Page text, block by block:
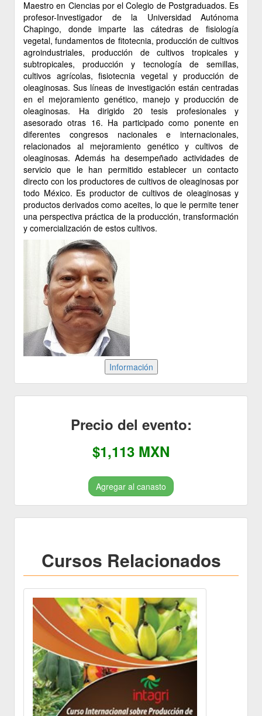
Maestro en Ciencias por el Colegio de Postgraduados. Es
profesor-Investigador de la Universidad Autónoma
Chapingo, donde imparte las cátedras de fisiología
vegetal, fundamentos de fitotecnia, producción de cultivos
agroindustriales, producción de cultivos tropicales y
subtropicales, producción y tecnología de semillas,
cultivos agrícolas, fisiotecnia vegetal y producción de
oleaginosas. Sus líneas de investigación están centradas
en el mejoramiento genético, manejo y producción de
oleaginosas. Ha dirigido 20 tesis profesionales y
asesorado otras 16. Ha participado como ponente en
diferentes congresos nacionales e internacionales,
relacionados al mejoramiento genético y cultivos de
oleaginosas. Además ha desempeñado actividades de
servicio que le han permitido establecer un contacto
directo con los productores de cultivos de oleaginosas por
todo México. Es productor de cultivos de oleaginosas y
productos derivados como aceites, lo que le permite tener
una perspectiva práctica de la producción, transformación
y comercialización de estos cultivos.
Precio del evento:
$1,113 MXN
Agregar al canasto
Cursos Relacionados